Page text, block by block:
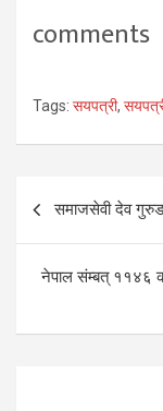
comments
Tags: सयपत्री,
Post
navigation
समाजसेवी देव
नेपाल संम्बत् ११४६